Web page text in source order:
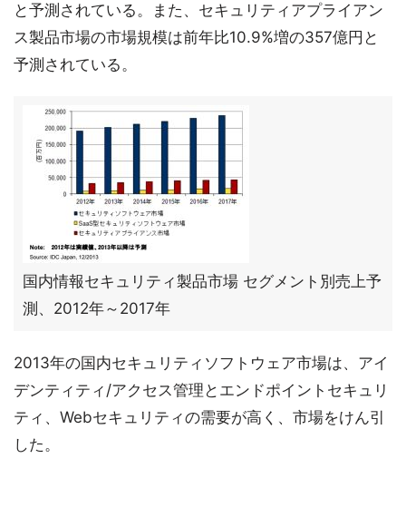
と予測されている。また、セキュリティアプライアン
ス製品市場の市場規模は前年比10.9%増の357億円と
予測されている。
国内情報セキュリティ製品市場 セグメント別売上予
測、2012年～2017年
2013年の国内セキュリティソフトウェア市場は、アイ
デンティティ/アクセス管理とエンドポイントセキュリ
ティ、Webセキュリティの需要が高く、市場をけん引
した。